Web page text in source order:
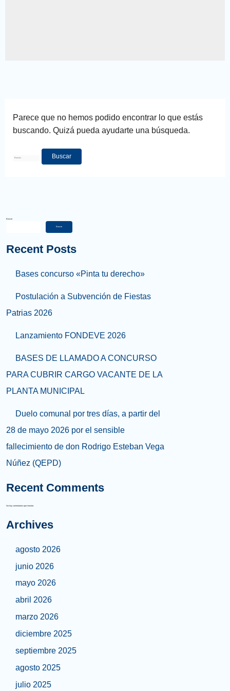
Parece que no hemos podido encontrar lo que estás
buscando. Quizá pueda ayudarte una búsqueda.
Buscar
Buscar
Recent Posts
Bases concurso «Pinta tu derecho»
Postulación a Subvención de Fiestas
Patrias 2026
Lanzamiento FONDEVE 2026
BASES DE LLAMADO A CONCURSO
PARA CUBRIR CARGO VACANTE DE LA
PLANTA MUNICIPAL
Duelo comunal por tres días, a partir del
28 de mayo 2026 por el sensible
fallecimiento de don Rodrigo Esteban Vega
Núñez (QEPD)
Recent Comments
No hay comentarios que mostrar.
Archives
agosto 2026
junio 2026
mayo 2026
abril 2026
marzo 2026
diciembre 2025
septiembre 2025
agosto 2025
julio 2025